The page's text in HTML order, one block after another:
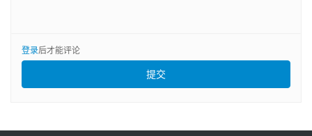
登录后才能评论
提交